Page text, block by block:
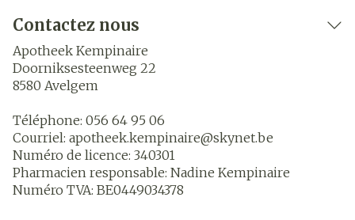
Contactez nous
Apotheek Kempinaire
Doorniksesteenweg 22
8580 Avelgem
Téléphone: 056 64 95 06
Courriel: apotheek.kempinaire@skynet.be
Numéro de licence: 340301
Pharmacien responsable: Nadine Kempinaire
Numéro TVA: BE0449034378